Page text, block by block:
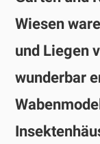
Wiesen
und Liegen
wunderbar